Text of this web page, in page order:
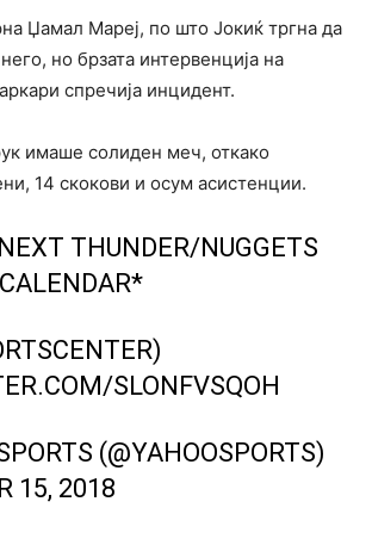
Џамал Мареј, по што Јокиќ тргна да
но брзата интервенција на
спречија инцидент.
имаше солиден меч, откако
14 скокови и осум асистенции.
THUNDER/NUGGETS
)
SLONFVSQOH
(@YAHOOSPORTS)
15, 2018